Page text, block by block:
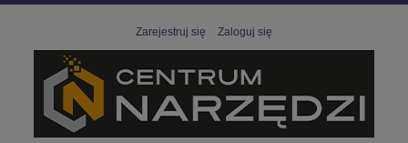
Zarejestruj się Zaloguj się